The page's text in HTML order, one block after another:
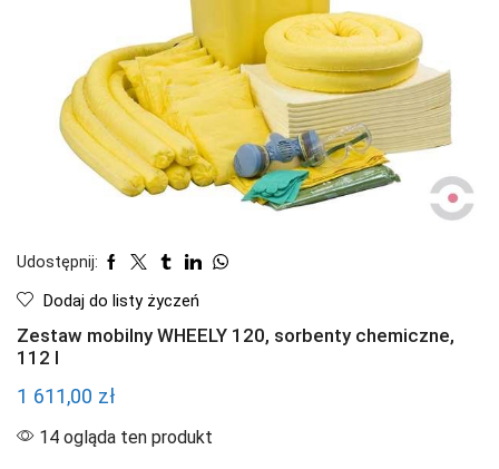
Udostępnij:
Dodaj do listy życzeń
Zestaw mobilny WHEELY 120, sorbenty chemiczne,
112 l
1 611,00 zł
14 ogląda ten produkt